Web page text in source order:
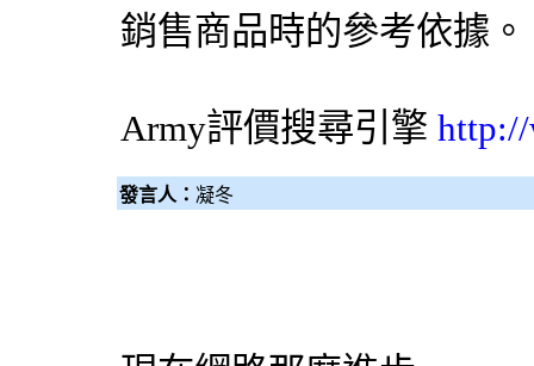
銷售商品時的參考依據。
Army評價搜尋引擎
發言人： 凝冬